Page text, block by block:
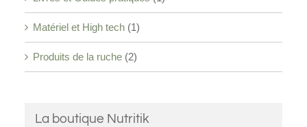
Matériel et High tech (1)
Produits de la ruche (2)
La boutique Nutritik